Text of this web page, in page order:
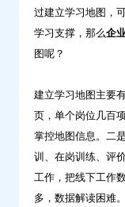
图？-
过建立学习地图，
学习支撑，那么企
图呢？
建立学习地图主要
页，单个岗位几百
掌控地图信息。二
训、在岗训练、评
工作，把线下工作
多，数据解读困难。